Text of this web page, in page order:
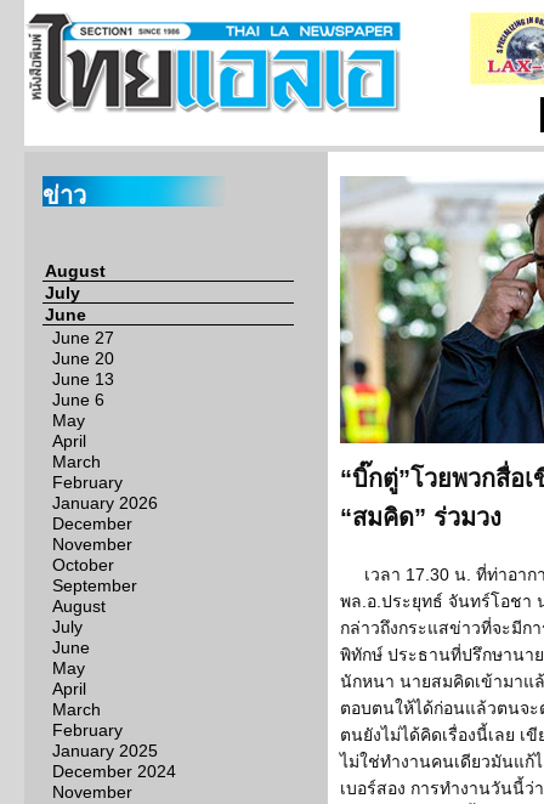
ข่าว
August
July
June
June 27
June 20
June 13
June 6
May
April
March
February
January 2026
December
November
October
September
August
July
June
May
April
March
February
January 2025
December 2024
November
“บิ๊กตู่”โวยพวกสื่อ
“สมคิด” ร่วมวง
เวลา 17.30 น. ที่ท่าอา
พล.อ.ประยุทธ์ จันทร์โอชา
กล่าวถึงกระแสข่าวที่จะมีก
พิทักษ์ ประธานที่ปรึกษานา
นักหนา นายสมคิดเข้ามาแ
ตอบตนให้ได้ก่อนแล้วตนจะ
ตนยังไม่ได้คิดเรื่องนี้เลย เ
ไม่ใช่ทำงานคนเดียวมันแก้
เบอร์สอง การทำงานวันนี้